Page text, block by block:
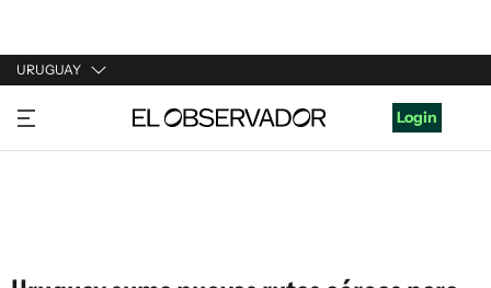
URUGUAY
URUGUAY
ARGENTINA
Login